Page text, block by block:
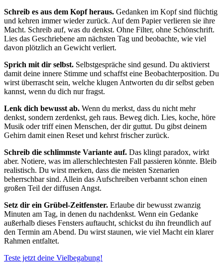
Schreib es aus dem Kopf heraus. Gedanken im Kopf sind flüchtig
und kehren immer wieder zurück. Auf dem Papier verlieren sie ihre
Macht. Schreib auf, was du denkst. Ohne Filter, ohne Schönschrift.
Lies das Geschriebene am nächsten Tag und beobachte, wie viel
davon plötzlich an Gewicht verliert.
Sprich mit dir selbst. Selbstgespräche sind gesund. Du aktivierst
damit deine innere Stimme und schaffst eine Beobachterposition. Du
wirst überrascht sein, welche klugen Antworten du dir selbst geben
kannst, wenn du dich nur fragst.
Lenk dich bewusst ab. Wenn du merkst, dass du nicht mehr
denkst, sondern zerdenkst, geh raus. Beweg dich. Lies, koche, höre
Musik oder triff einen Menschen, der dir guttut. Du gibst deinem
Gehirn damit einen Reset und kehrst frischer zurück.
Schreib die schlimmste Variante auf. Das klingt paradox, wirkt
aber. Notiere, was im allerschlechtesten Fall passieren könnte. Bleib
realistisch. Du wirst merken, dass die meisten Szenarien
beherrschbar sind. Allein das Aufschreiben verbannt schon einen
großen Teil der diffusen Angst.
Setz dir ein Grübel-Zeitfenster. Erlaube dir bewusst zwanzig
Minuten am Tag, in denen du nachdenkst. Wenn ein Gedanke
außerhalb dieses Fensters auftaucht, schickst du ihn freundlich auf
den Termin am Abend. Du wirst staunen, wie viel Macht ein klarer
Rahmen entfaltet.
Teste jetzt deine Vielbegabung!